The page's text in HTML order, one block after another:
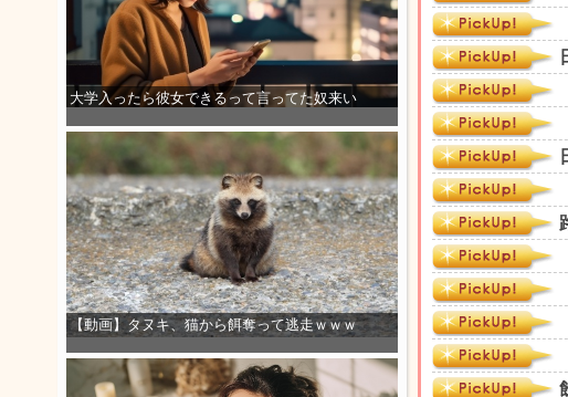
大学入ったら彼女できるって言ってた奴来い
【動画】タヌキ、猫から餌奪って逃走ｗｗｗ